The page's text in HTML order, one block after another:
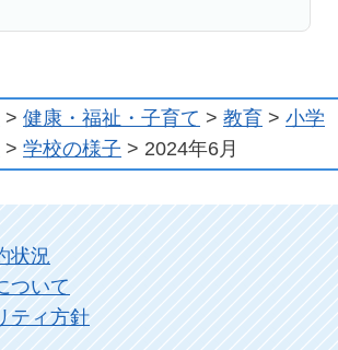
> 健康・福祉・子育て > 教育 > 小学
> 学校の様子 > 2024年6月
状況
ついて
ティ方針